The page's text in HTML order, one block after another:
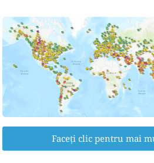
Faceți clic pentru mai